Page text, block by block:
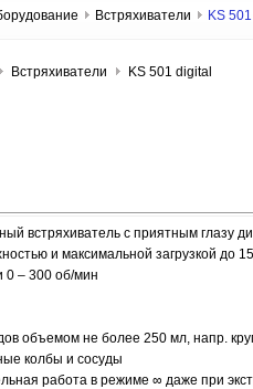
Встряхиватели KS
Встряхиватели KS 501 digital
встряхиватель с приятным глазу
и максимальной загрузкой до 15
0 – 300 об/мин
объемом не более 250 мл, напр.
колбы и сосуды
работа в режиме ∞ даже при